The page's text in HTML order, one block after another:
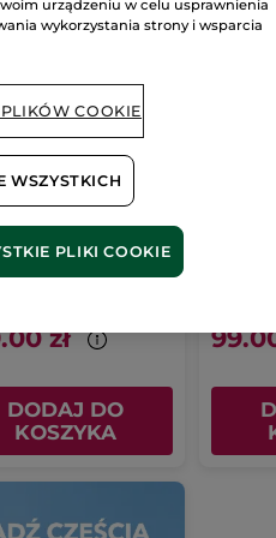
do opalania
50 z czerwoną
150 ml
150 ml
(71)
zł
DODAJ DO
KOSZYKA
SPF
urządzeniu w celu usprawnienia
wykorzystania strony i wsparcia
COOKIE
WSZYSTKICH
PLIKI COOKIE